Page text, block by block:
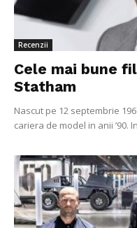
Recenzii
Cele mai bune
Statham
Nascut pe 12 septembrie
cariera de model in anii ’90.